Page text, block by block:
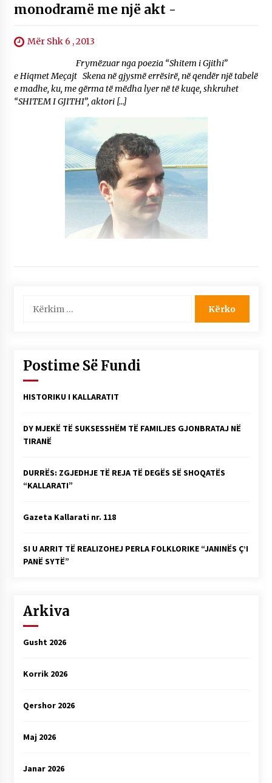
monodramë me një akt -
Mër Shk 6 , 2013
Frymëzuar nga poezia “Shitem i Gjithi”
e Hiqmet Meçajt Skena në gjysmë errësirë, në qendër një tabelë
e madhe, ku, me gërma të mëdha lyer në të kuqe, shkruhet
“SHITEM I GJITHI”, aktori […]
për:
Postime Së Fundi
HISTORIKU I KALLARATIT
DY MJEKË TË SUKSESSHËM TË FAMILJES GJONBRATAJ NË
TIRANË
DURRËS: ZGJEDHJE TË REJA TË DEGËS SË SHOQATËS
“KALLARATI”
Gazeta Kallarati nr. 118
SI U ARRIT TË REALIZOHEJ PERLA FOLKLORIKE “JANINËS Ç’I
PANË SYTË”
Arkiva
Gusht 2026
Korrik 2026
Qershor 2026
Maj 2026
Janar 2026